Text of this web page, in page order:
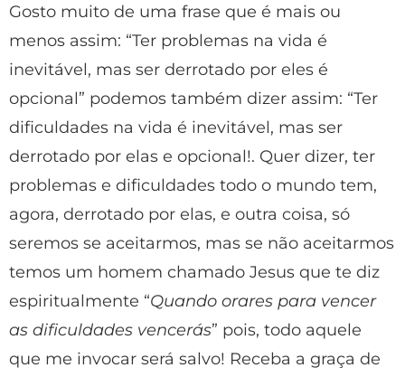
Gosto muito de uma frase que é mais ou
menos assim: “Ter problemas na vida é
inevitável, mas ser derrotado por eles é
opcional” podemos também dizer assim: “Ter
dificuldades na vida é inevitável, mas ser
derrotado por elas e opcional!. Quer dizer, ter
problemas e dificuldades todo o mundo tem,
agora, derrotado por elas, e outra coisa, só
seremos se aceitarmos, mas se não aceitarmos
temos um homem chamado Jesus que te diz
espiritualmente “Quando orares para vencer
as dificuldades vencerás” pois, todo aquele
que me invocar será salvo! Receba a graça de